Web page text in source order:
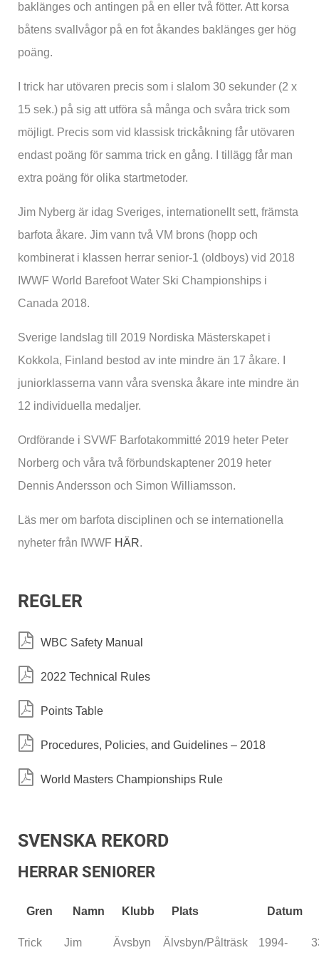
baklänges och antingen på en eller två fötter. Att korsa
båtens svallvågor på en fot åkandes baklänges ger hög
poäng.
I trick har utövaren precis som i slalom 30 sekunder (2 x
15 sek.) på sig att utföra så många och svåra trick som
möjligt. Precis som vid klassisk trickåkning får utövaren
endast poäng för samma trick en gång. I tillägg får man
extra poäng för olika startmetoder.
Jim Nyberg är idag Sveriges, internationellt sett, främsta
barfota åkare. Jim vann två VM brons (hopp och
kombinerat i klassen herrar senior-1 (oldboys) vid 2018
IWWF World Barefoot Water Ski Championships i
Canada 2018.
Sverige landslag till 2019 Nordiska Mästerskapet i
Kokkola, Finland bestod av inte mindre än 17 åkare. I
juniorklasserna vann våra svenska åkare inte mindre än
12 individuella medaljer.
Ordförande i SVWF Barfotakommitté 2019 heter Peter
Norberg och våra två förbundskaptener 2019 heter
Dennis Andersson och Simon Williamsson.
Läs mer om barfota disciplinen och se internationella
nyheter från IWWF HÄR.
REGLER
WBC Safety Manual
2022 Technical Rules
Points Table
Procedures, Policies, and Guidelines – 2018
World Masters Championships Rule
SVENSKA REKORD
HERRAR SENIORER
Gren Namn Klubb Plats Datum
Trick
Jim
Ävsbyn
Älvsbyn/Pålträsk
1994-